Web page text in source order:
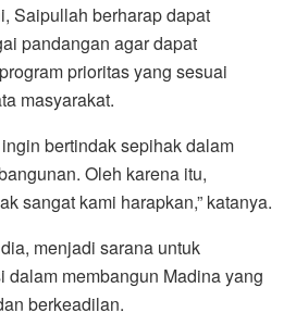
Saipullah berharap dapat
pandangan agar dapat
prioritas yang sesuai
masyarakat.
bertindak sepihak dalam
Oleh karena itu,
sangat kami harapkan,” katanya.
menjadi sarana untuk
dalam membangun Madina yang
berkeadilan.